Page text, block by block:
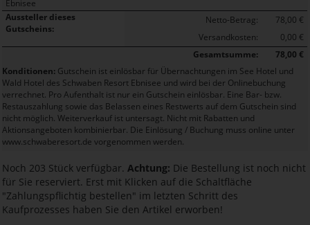
Ebnisee
Aussteller dieses
Gutscheins:
Netto-Betrag:
78,00 €
Versandkosten:
0,00 €
Gesamtsumme:
78,00 €
Konditionen: Gutschein ist einlösbar für Übernachtungen im See Hotel und
Wald Hotel des Schwaben Resort Ebnisee und wird bei der Onlinebuchung
verrechnet. Pro Aufenthalt ist nur ein Gutschein einlösbar. Eine Bar- bzw.
Restauszahlung sowie das Belassen eines Restwerts auf dem Gutschein sind
nicht möglich. Weiterverkauf ist untersagt. Nicht mit Rabatten und
Aktionsangeboten kombinierbar. Die Einlösung / Buchung muss online unter
www.schwaberesort.de vorgenommen werden.
Noch 203 Stück verfügbar. Achtung: Die Bestellung ist noch nicht
für Sie reserviert. Erst mit Klicken auf die Schaltfläche
"Zahlungspflichtig bestellen" im letzten Schritt des
Kaufprozesses haben Sie den Artikel erworben!